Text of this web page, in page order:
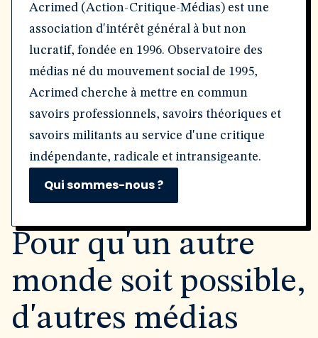
Acrimed (Action-Critique-Médias) est une
association d'intérêt général à but non
lucratif, fondée en 1996. Observatoire des
médias né du mouvement social de 1995,
Acrimed cherche à mettre en commun
savoirs professionnels, savoirs théoriques et
savoirs militants au service d'une critique
indépendante, radicale et intransigeante.
Qui sommes-nous ?
Pour qu'un autre
monde soit possible,
d'autres médias